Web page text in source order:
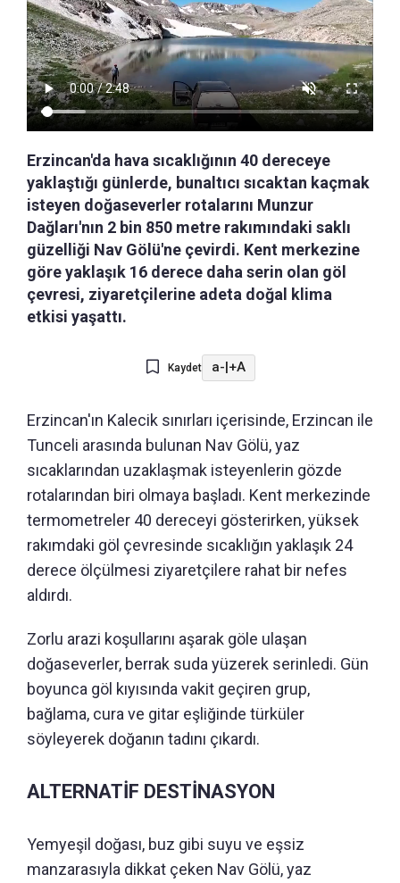
Erzincan'da hava sıcaklığının 40 dereceye
yaklaştığı günlerde, bunaltıcı sıcaktan kaçmak
isteyen doğaseverler rotalarını Munzur
Dağları'nın 2 bin 850 metre rakımındaki saklı
güzelliği Nav Gölü'ne çevirdi. Kent merkezine
göre yaklaşık 16 derece daha serin olan göl
çevresi, ziyaretçilerine adeta doğal klima
etkisi yaşattı.
Kaydet a- +A
Erzincan'ın Kalecik sınırları içerisinde, Erzincan ile
Tunceli arasında bulunan Nav Gölü, yaz
sıcaklarından uzaklaşmak isteyenlerin gözde
rotalarından biri olmaya başladı. Kent merkezinde
termometreler 40 dereceyi gösterirken, yüksek
rakımdaki göl çevresinde sıcaklığın yaklaşık 24
derece ölçülmesi ziyaretçilere rahat bir nefes
aldırdı.
Zorlu arazi koşullarını aşarak göle ulaşan
doğaseverler, berrak suda yüzerek serinledi. Gün
boyunca göl kıyısında vakit geçiren grup,
bağlama, cura ve gitar eşliğinde türküler
söyleyerek doğanın tadını çıkardı.
ALTERNATİF DESTİNASYON
Yemyeşil doğası, buz gibi suyu ve eşsiz
manzarasıyla dikkat çeken Nav Gölü, yaz